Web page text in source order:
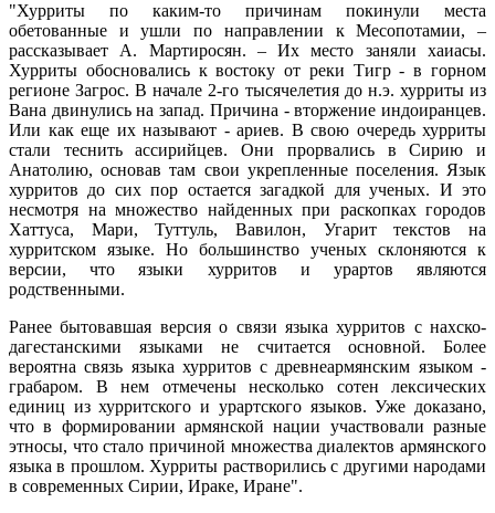
"Хурриты по каким-то причинам покинули места
обетованные и ушли по направлении к Месопотамии, –
рассказывает А. Мартиросян. – Их место заняли хаиасы.
Хурриты обосновались к востоку от реки Тигр - в горном
регионе Загрос. В начале 2-го тысячелетия до н.э. хурриты из
Вана двинулись на запад. Причина - вторжение индоиранцев.
Или как еще их называют - ариев. В свою очередь хурриты
стали теснить ассирийцев. Они прорвались в Сирию и
Анатолию, основав там свои укрепленные поселения. Язык
хурритов до сих пор остается загадкой для ученых. И это
несмотря на множество найденных при раскопках городов
Хаттуса, Мари, Туттуль, Вавилон, Угарит текстов на
хурритском языке. Но большинство ученых склоняются к
версии, что языки хурритов и урартов являются
родственными.
Ранее бытовавшая версия о связи языка хурритов с нахско-
дагестанскими языками не считается основной. Более
вероятна связь языка хурритов с древнеармянским языком -
грабаром. В нем отмечены несколько сотен лексических
единиц из хурритского и урартского языков. Уже доказано,
что в формировании армянской нации участвовали разные
этносы, что стало причиной множества диалектов армянского
языка в прошлом. Хурриты растворились с другими народами
в современных Сирии, Ираке, Иране".